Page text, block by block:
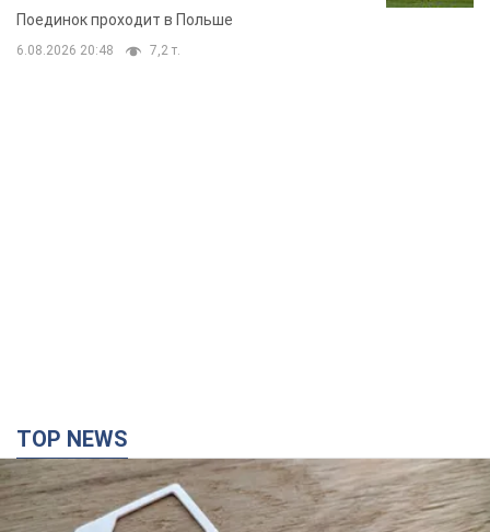
Поединок проходит в Польше
6.08.2026 20:48 7,2 т.
TOP NEWS